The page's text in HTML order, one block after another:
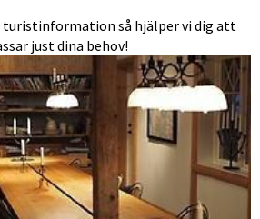
turistinformation så hjälper vi dig att
just dina behov!